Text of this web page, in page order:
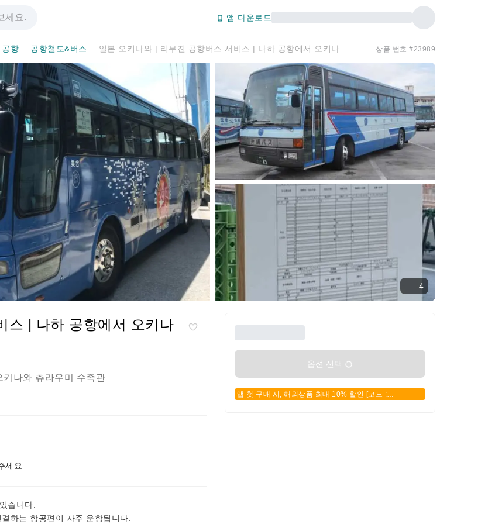
앱 다운로드
공항 공항철도&버스 상품 번호 #23989
4
스 | 나하 공항에서 오키나
키나와 츄라우미 수족관
세요.
습니다.
하는 항공편이 자주 운항됩니다.
옵션 선택
앱 첫 구매 시, 해외상품 최대 10% 할인 [코드 :